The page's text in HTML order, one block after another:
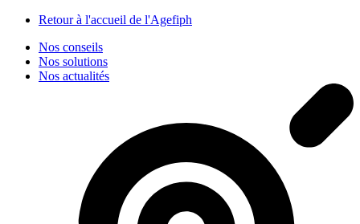
Retour à l'accueil de l'Agefiph
Nos conseils
Nos solutions
Nos actualités